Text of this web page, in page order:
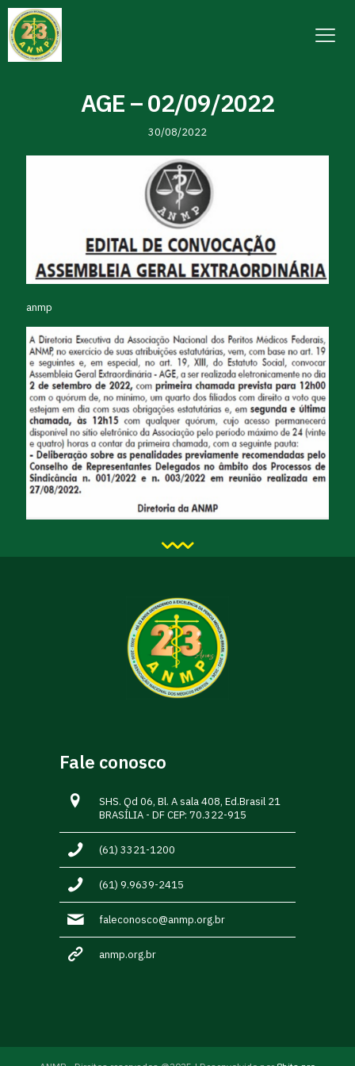
AGE – 02/09/2022
30/08/2022
anmp
Fale conosco
SHS. Qd 06, Bl. A sala 408, Ed.Brasil 21
BRASÍLIA - DF CEP: 70.322-915
(61) 3321-1200
(61) 9.9639-2415
faleconosco@anmp.org.br
anmp.org.br